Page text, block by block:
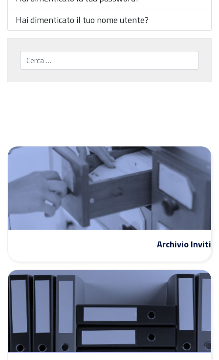
Hai dimenticato il tuo nome utente?
Cerca...
Archivio Inviti